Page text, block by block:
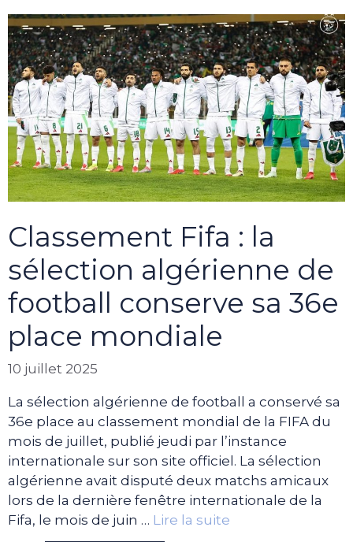
Classement Fifa : la
sélection algérienne de
football conserve sa 36e
place mondiale
10 juillet 2025
La sélection algérienne de football a conservé sa
36e place au classement mondial de la FIFA du
mois de juillet, publié jeudi par l’instance
internationale sur son site officiel. La sélection
algérienne avait disputé deux matchs amicaux
lors de la dernière fenêtre internationale de la
Fifa, le mois de juin … Lire la suite